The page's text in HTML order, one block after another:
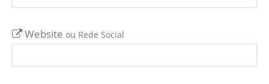
Website ou Rede Social